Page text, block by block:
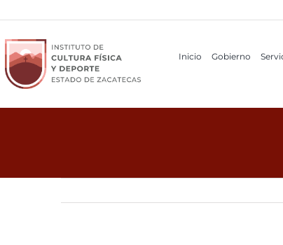
contenido
Inicio Gobierno